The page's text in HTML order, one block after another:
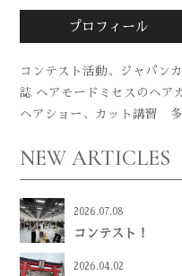
プロフィール
コンテスト活動、ジャパン
誌 ヘアモードミセスのヘア
ヘアショー、カット講習
NEW ARTICLES
2026.07.08
コンテスト！
2026.04.02